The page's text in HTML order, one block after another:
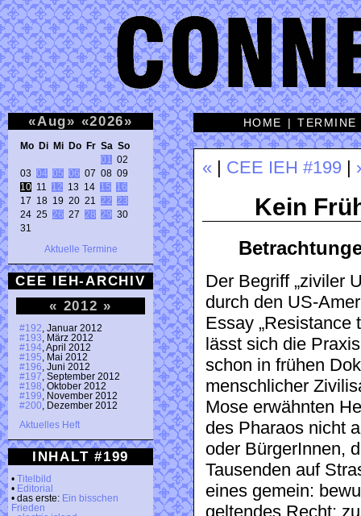
«Aug» «2026»
Mo Di Mi Do Fr Sa So
01
02
03 04 05 06
10 11 12 13 14 15
16
17 18 19 20 21 22
23
24 25 26 27 28 29 30
31
Aktuelle Termine
CEE IEH-ARCHIV
« 2012 »
#192 , Januar 2012
#193 , März 2012
#194 , April 2012
#195 , Mai 2012
#196 , Juni 2012
#197 , September 2012
#198 , Oktober 2012
#199 , November 2012
#200 , Dezember 2012
Aktuelles Heft
INHALT #199
• Titelbild
• Editorial
• das erste: Ein bisschen
Frieden
HOME |TERMINE
« CEE IEH #199
Kein
Der Begriff „ziviler
durch den US-
Essay „Resistance
lässt sich die
schon in frühen
menschlicher
Mose erwähnten
des Pharaos nicht
oder BürgerInnen,
Tausenden auf
eines gemein: